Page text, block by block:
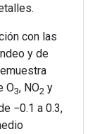
con las
y de
O3, NO2 y
−0.1 a 0.3,